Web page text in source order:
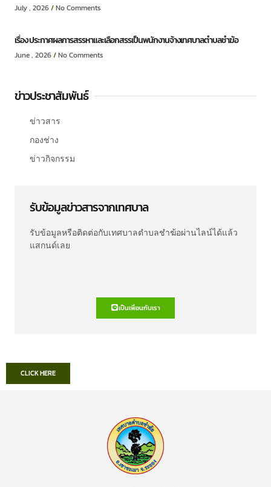
July , 2026 No Comments
เรื่อง ประกาศผลการสรรหาและเลือกสรรเป็นพนักงานจ้างเทศบาลตำบลชำฆ้อ
June , 2026 No Comments
ข่าวประชาสัมพันธ์
ข่าวสาร
กองช่าง
ข่าวกิจกรรม
รับข้อมูลข่าวสารจากเทศบาล
รับข้อมูลหรือติดต่อกับเทศบาลตำบลชำฆ้อผ่านไลน์ได้แล้ว
แสกนด์เลย
เป็นเพื่อนกับเรา
CLICK HERE